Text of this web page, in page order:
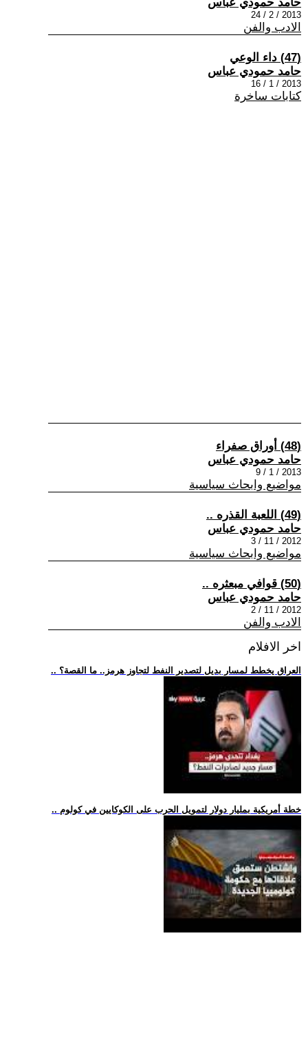
2013 / 2 / 24
الادب والفن
(47) داء الوعي
حامد حمودي عباس
2013 / 1 / 16
كتابات ساخرة
(48) أوراق صفراء
حامد حمودي عباس
2013 / 1 / 9
مواضيع وابحاث سياسية
(49) اللعبة القذره ..
حامد حمودي عباس
2012 / 11 / 3
مواضيع وابحاث سياسية
(50) قوافي مبعثره ..
حامد حمودي عباس
2012 / 11 / 2
الادب والفن
اخر الافلام
.. العراق يخطط لمسار بديل لتصدير النفط لتجاوز هرمز.. ما القصة؟
.. خطة أمريكية بمليار دولار لتمويل الحرب على الكوكايين في كولوم